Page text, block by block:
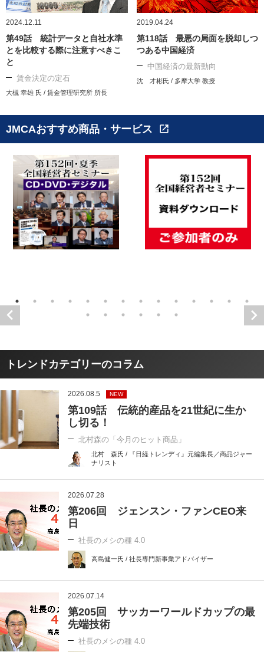
2024.12.11
第49話 統計データと自社水準
とを比較する際に注意すべきこ
と
賃金決定の定石
大槻 幸雄 氏 / 賃金管理研究所 所長
2019.04.24
第118話 最悪の局面を脱却しつ
つある中国経済
中国経済の最新動向
沈 才彬氏 / 多摩大学 教授
JMCAおすすめ商品・サービス open_in_new
トレンドカテゴリーのコラム
2026.08.5 NEW
第109話 伝統的産品を21世紀に生か
し切る！
北村森の「今月のヒット商品」
北村 森氏 / 『日経トレンディ』元編集長／商品ジャー
ナリスト
2026.07.28
第206回 ジェンスン・ファンCEO来
日
社長のメシの種 4.0
高島健一氏 / 社長専門新事業アドバイザー
2026.07.14
第205回 サッカーワールドカップの最
先端技術
社長のメシの種 4.0